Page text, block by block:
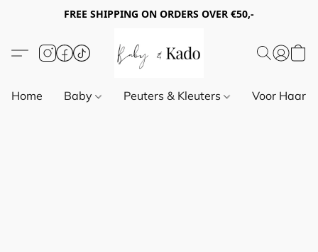
FREE SHIPPING ON ORDERS OVER €50,-
Home Baby Peuters & Kleuters Voor Haar